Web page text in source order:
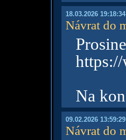
18.03.2026 19:18:34
Návrat do
Na
09.02.2026 13:59:29
Návrat do